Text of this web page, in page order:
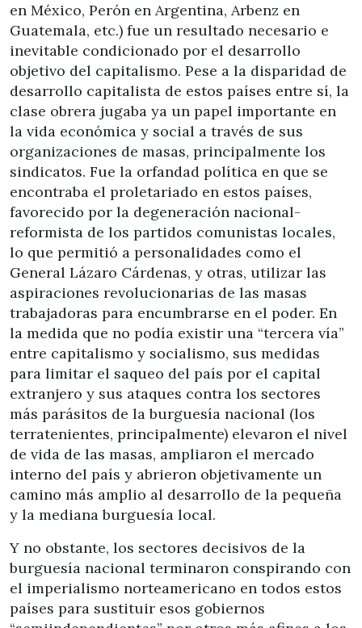
en México, Perón en Argentina, Arbenz en
Guatemala, etc.) fue un resultado necesario e
inevitable condicionado por el desarrollo
objetivo del capitalismo. Pese a la disparidad de
desarrollo capitalista de estos países entre sí, la
clase obrera jugaba ya un papel importante en
la vida económica y social a través de sus
organizaciones de masas, principalmente los
sindicatos. Fue la orfandad política en que se
encontraba el proletariado en estos países,
favorecido por la degeneración nacional-
reformista de los partidos comunistas locales,
lo que permitió a personalidades como el
General Lázaro Cárdenas, y otras, utilizar las
aspiraciones revolucionarias de las masas
trabajadoras para encumbrarse en el poder. En
la medida que no podía existir una “tercera vía”
entre capitalismo y socialismo, sus medidas
para limitar el saqueo del país por el capital
extranjero y sus ataques contra los sectores
más parásitos de la burguesía nacional (los
terratenientes, principalmente) elevaron el nivel
de vida de las masas, ampliaron el mercado
interno del país y abrieron objetivamente un
camino más amplio al desarrollo de la pequeña
y la mediana burguesía local.
Y no obstante, los sectores decisivos de la
burguesía nacional terminaron conspirando con
el imperialismo norteamericano en todos estos
países para sustituir esos gobiernos